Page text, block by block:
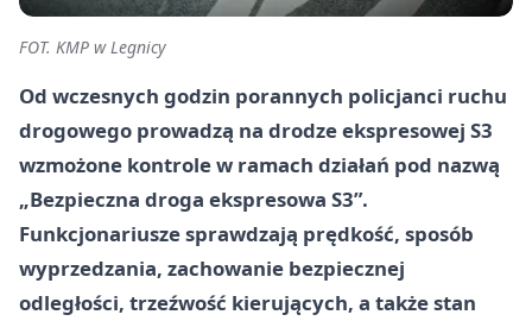
FOT. KMP w Legnicy
Od wczesnych godzin porannych policjanci ruchu
drogowego prowadzą na drodze ekspresowej S3
wzmożone kontrole w ramach działań pod nazwą
„Bezpieczna droga ekspresowa S3”.
Funkcjonariusze sprawdzają prędkość, sposób
wyprzedzania, zachowanie bezpiecznej
odległości, trzeźwość kierujących, a także stan